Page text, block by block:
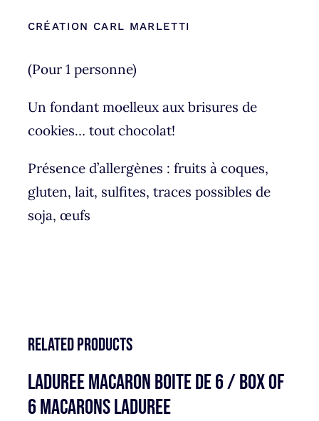
CRÉATION CARL MARLETTI
(Pour 1 personne)
Un fondant moelleux aux brisures de
cookies… tout chocolat!
Présence d’allergènes : fruits à coques,
gluten, lait, sulfites, traces possibles de
soja, œufs
Related products
LADUREE MACARON BOITE DE 6 / BOX OF
6 MACARONS LADUREE